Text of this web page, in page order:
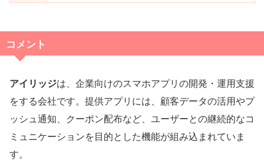
コメント
アイリッジは、企業向けのスマホアプリの開発・運用支援
をする会社です。提供アプリには、顧客データの活用やプ
ッシュ通知、クーポン配布など、ユーザーとの継続的なコ
ミュニケーションを目的とした機能が組み込まれていま
す。